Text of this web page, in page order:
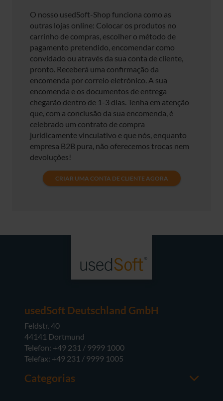
O nosso usedSoft-Shop funciona como as
outras lojas online: Colocar os produtos no
carrinho de compras, escolher o método de
pagamento pretendido, encomendar como
convidado ou através da sua conta de cliente,
pronto. Receberá uma confirmação da
encomenda por correio eletrónico. A sua
encomenda e os documentos de entrega
chegarão dentro de 1-3 dias. Tenha em atenção
que, com a conclusão da sua encomenda, é
celebrado um contrato de compra
juridicamente vinculativo e que nós, enquanto
empresa B2B pura, não oferecemos trocas nem
devoluções!
CRIAR UMA CONTA DE CLIENTE AGORA
usedSoft Deutschland GmbH
Feldstr. 40
44141 Dortmund
Telefon: +49 231 / 9999 1000
Telefax: +49 231 / 9999 1005
Categorias